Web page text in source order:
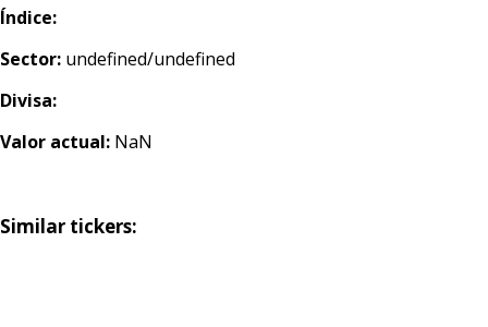
Índice:
Sector: undefined/undefined
Divisa:
Valor actual: NaN
Similar tickers: